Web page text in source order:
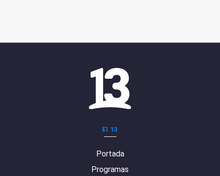
El 13
Portada
Programas